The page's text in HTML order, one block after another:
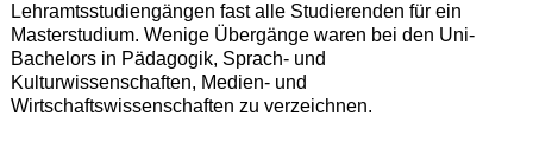
Lehramtsstudiengängen fast alle Studierenden für ein
Masterstudium. Wenige Übergänge waren bei den Uni-
Bachelors in Pädagogik, Sprach- und
Kulturwissenschaften, Medien- und
Wirtschaftswissenschaften zu verzeichnen.